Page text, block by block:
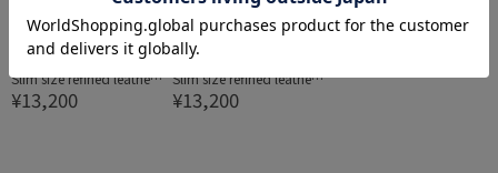
ADAM ET ROPÉ HOMME
Slim size refined leather
belt/Sustainable
¥13,200
ADAM ET ROPÉ HOMME
Slim size refined leather
belt/Sustainable
¥13,200